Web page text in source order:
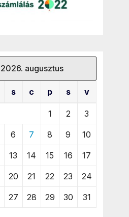
2026. augusztus
s c p s v
1 2 3
6 7 8 9 10
13 14 15 16 17
20 21 22 23 24
27 28 29 30 31